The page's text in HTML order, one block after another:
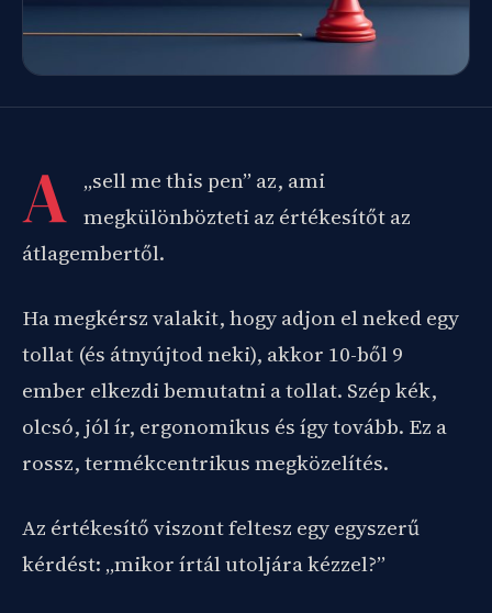
A
„sell me this pen” az, ami
megkülönbözteti az értékesítőt az
átlagembertől.
Ha megkérsz valakit, hogy adjon el neked egy
tollat (és átnyújtod neki), akkor 10-ből 9
ember elkezdi bemutatni a tollat. Szép kék,
olcsó, jól ír, ergonomikus és így tovább. Ez a
rossz, termékcentrikus megközelítés.
Az értékesítő viszont feltesz egy egyszerű
kérdést: „mikor írtál utoljára kézzel?”